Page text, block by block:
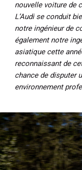
nouvelle voiture de
L’Audi se conduit
notre ingénieur de
également notre
asiatique cette
reconnaissant de
chance de disputer
environnement